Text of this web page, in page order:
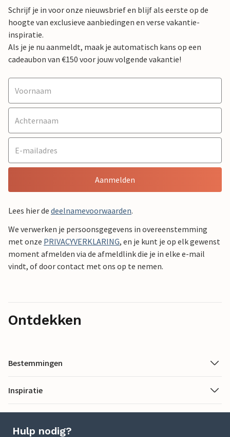
Schrijf je in voor onze nieuwsbrief en blijf als eerste op de
hoogte van exclusieve aanbiedingen en verse vakantie-
inspiratie.
Als je je nu aanmeldt, maak je automatisch kans op een
cadeaubon van €150 voor jouw volgende vakantie!
Aanmelden
Lees hier de deelnamevoorwaarden.
We verwerken je persoonsgegevens in overeenstemming
met onze PRIVACYVERKLARING, en je kunt je op elk gewenst
moment afmelden via de afmeldlink die je in elke e-mail
vindt, of door contact met ons op te nemen.
Ontdekken
Bestemmingen
Inspiratie
Hulp nodig?